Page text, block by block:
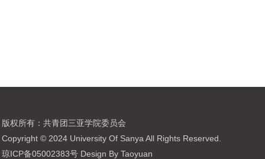
版权所有：共青团三亚学院委员会
Copyright © 2024 University Of Sanya All Rights Reserved.
琼ICP备05002383号 Design By Taoyuan